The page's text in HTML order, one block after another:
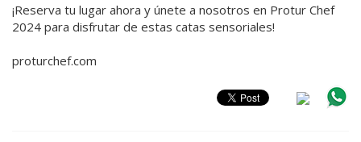
¡Reserva tu lugar ahora y únete a nosotros en Protur Chef
2024 para disfrutar de estas catas sensoriales!
proturchef.com